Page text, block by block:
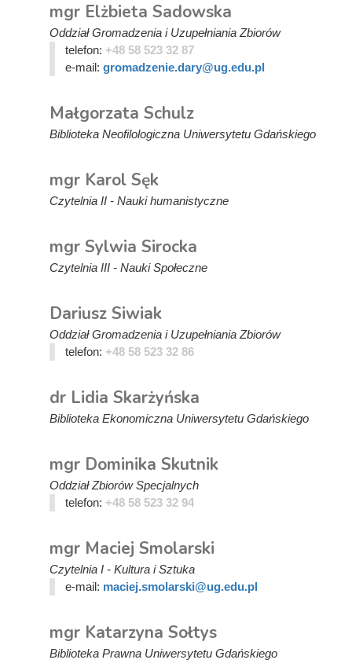
mgr Elżbieta Sadowska
Oddział Gromadzenia i Uzupełniania Zbiorów
telefon: +48 58 523 32 87
e-mail: gromadzenie.dary@ug.edu.pl
Małgorzata Schulz
Biblioteka Neofilologiczna Uniwersytetu Gdańskiego
mgr Karol Sęk
Czytelnia II - Nauki humanistyczne
mgr Sylwia Sirocka
Czytelnia III - Nauki Społeczne
Dariusz Siwiak
Oddział Gromadzenia i Uzupełniania Zbiorów
telefon: +48 58 523 32 86
dr Lidia Skarżyńska
Biblioteka Ekonomiczna Uniwersytetu Gdańskiego
mgr Dominika Skutnik
Oddział Zbiorów Specjalnych
telefon: +48 58 523 32 94
mgr Maciej Smolarski
Czytelnia I - Kultura i Sztuka
e-mail: maciej.smolarski@ug.edu.pl
mgr Katarzyna Sołtys
Biblioteka Prawna Uniwersytetu Gdańskiego